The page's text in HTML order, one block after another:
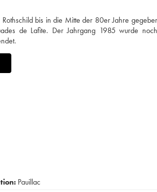
bis in die Mitte der 80er Jahre
de Lafite. Der Jahrgang 1985 wurde
Pauillac